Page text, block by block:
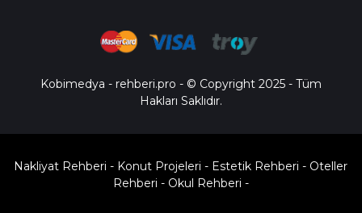
Kobimedya - rehberi.pro - © Copyright 2025 - Tüm
Hakları Saklıdır.
Nakliyat Rehberi - Konut Projeleri - Estetik Rehberi - Oteller
Rehberi - Okul Rehberi -